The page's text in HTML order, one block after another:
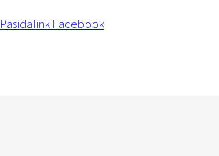
Pasidalink Facebook